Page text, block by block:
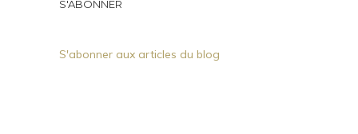
e
S'ABONNER
S'abonner aux articles du blog